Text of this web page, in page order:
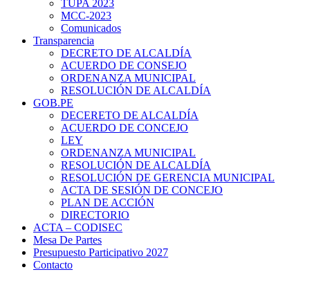
TUPA 2023
MCC-2023
Comunicados
Transparencia
DECRETO DE ALCALDÍA
ACUERDO DE CONSEJO
ORDENANZA MUNICIPAL
RESOLUCIÓN DE ALCALDÍA
GOB.PE
DECERETO DE ALCALDÍA
ACUERDO DE CONCEJO
LEY
ORDENANZA MUNICIPAL
RESOLUCIÓN DE ALCALDÍA
RESOLUCIÓN DE GERENCIA MUNICIPAL
ACTA DE SESIÓN DE CONCEJO
PLAN DE ACCIÓN
DIRECTORIO
ACTA – CODISEC
Mesa De Partes
Presupuesto Participativo 2027
Contacto